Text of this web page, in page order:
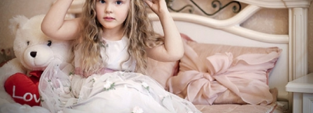
Политика
Образование
В мире
Культура